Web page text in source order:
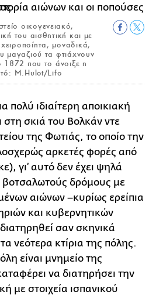
οικογενειακό,
του αισθητική και με
μοναδικά,
μαγαζιού τα φτιάχνουν
1872 που το άνοιξε η
M.Hulot/Lifo
πολύ ιδιαίτερη αποικιακή
σκιά του Βολκάν ντε
της Φωτιάς, το οποίο την
αρκετές φορές από
γι’ αυτό δεν έχει ψηλά
βοτσαλωτούς δρόμους με
αιώνων –κυρίως ερείπια
και κυβερνητικών
σαν σκηνικά
νεότερα κτίρια της πόλης.
είναι μνημείο της
να διατηρήσει την
με στοιχεία ισπανικού